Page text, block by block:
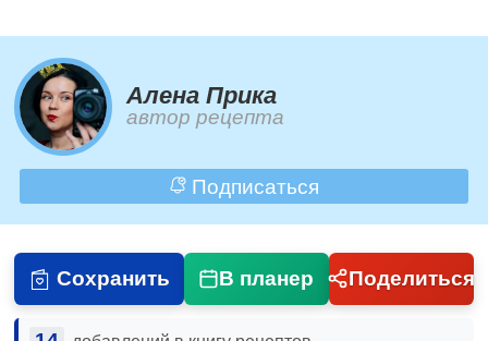
Алена Прика
автор рецепта
Подписаться
Сохранить В планер Поделиться